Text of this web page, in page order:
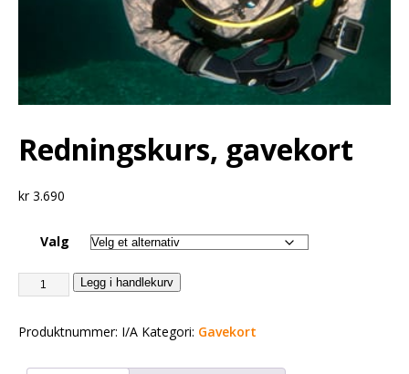
Redningskurs, gavekort
kr3.690
Valg
Legg i handlekurv
Produktnummer: I/A Kategori: Gavekort